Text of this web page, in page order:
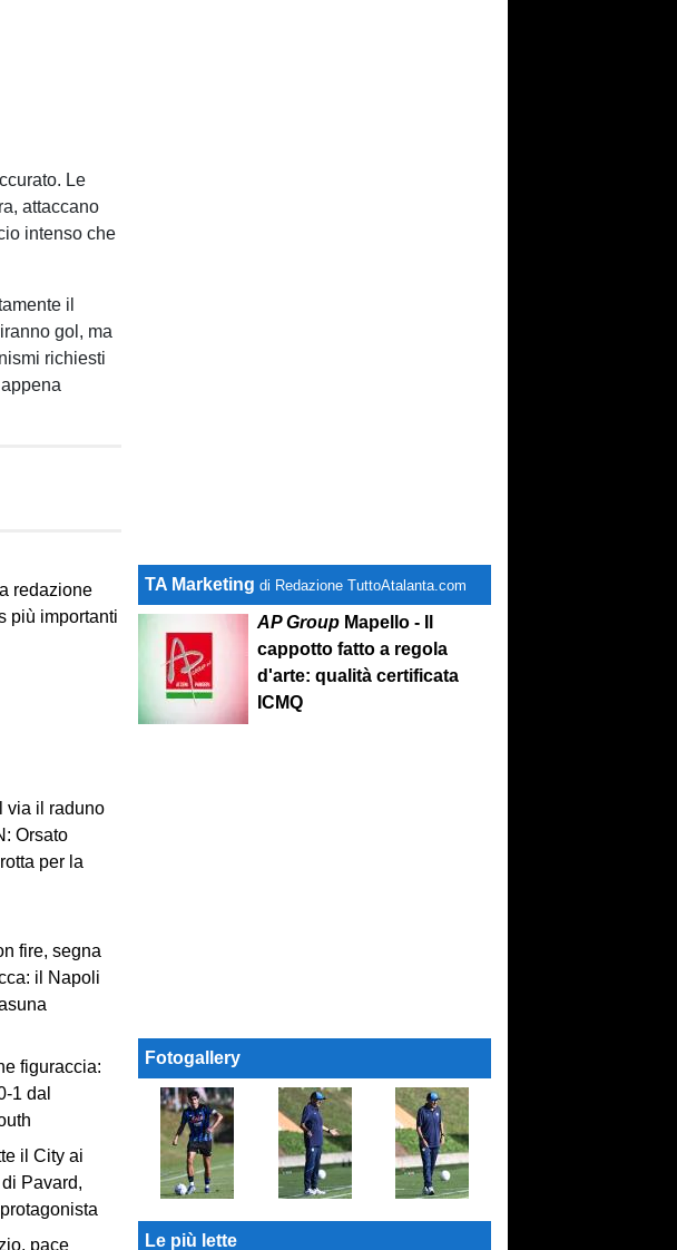
Le
attaccano
intenso che
il
gol, ma
richiesti
redazione
più importanti
via il raduno
Orsato
per la
fire, segna
il Napoli
figuraccia:
1 dal
il City ai
Pavard,
pace
TA Marketing di Redazione TuttoAtalanta.com
AP Group Mapello - Il
cappotto fatto a regola
d'arte: qualità certificata
ICMQ
Fotogallery
Le più lette